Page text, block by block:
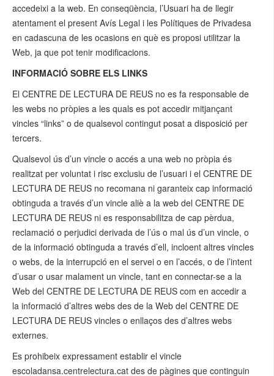
accedeixi a la web. En conseqüència, l’Usuari ha de llegir
atentament el present Avís Legal i les Polítiques de Privadesa
en cadascuna de les ocasions en què es proposi utilitzar la
Web, ja que pot tenir modificacions.
INFORMACIÓ SOBRE ELS LINKS
El CENTRE DE LECTURA DE REUS no es fa responsable de
les webs no pròpies a les quals es pot accedir mitjançant
vincles “links” o de qualsevol contingut posat a disposició per
tercers.
Qualsevol ús d’un vincle o accés a una web no pròpia és
realitzat per voluntat i risc exclusiu de l’usuari i el CENTRE DE
LECTURA DE REUS no recomana ni garanteix cap informació
obtinguda a través d’un vincle aliè a la web del CENTRE DE
LECTURA DE REUS ni es responsabilitza de cap pèrdua,
reclamació o perjudici derivada de l’ús o mal ús d’un vincle, o
de la informació obtinguda a través d’ell, incloent altres vincles
o webs, de la interrupció en el servei o en l’accés, o de l’intent
d’usar o usar malament un vincle, tant en connectar-se a la
Web del CENTRE DE LECTURA DE REUS com en accedir a
la informació d’altres webs des de la Web del CENTRE DE
LECTURA DE REUS vincles o enllaços des d’altres webs
externes.
Es prohibeix expressament establir el vincle
escoladansa.centrelectura.cat des de pàgines que continguin